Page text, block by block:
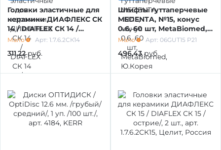
ХИРУРГИЯ
ИНСТРУМЕНТ ОДНОРАЗОВЫЙ /С/
ИНСТРУМЕНТ ОДНОРАЗОВЫЙ
ВРАЩАЮЩИЙСЯ ИНСТРУМЕНТ /БОРЫ,
ФРЕЗЫ, ФИНИРЫ, ДИСК/
ИНСТРУМЕНТЫ ДЛЯ ТЕХНИКА
ЗУБЫ ИСКУССТВЕННЫЕ
ДОПОЛНИТЕЛЬНЫЕ МАТЕРИАЛЫ
ВОСКА
Головки эластичные для
керамики ДИАФЛЕКС СК
14 / DIAFLEX СК 14 /
линза/, 2 шт., арт.
1.7.6.2СК14, Целит, Россия
Мало Арт: 1.7.6.2СК14
311,22руб.
Штифты гуттаперчевые
MEDENTA, №15, конус
0.6, 60 шт, MetaBiomed,
Ю.Корея
Мало Арт: 06GUT15 Р21
496,43руб.